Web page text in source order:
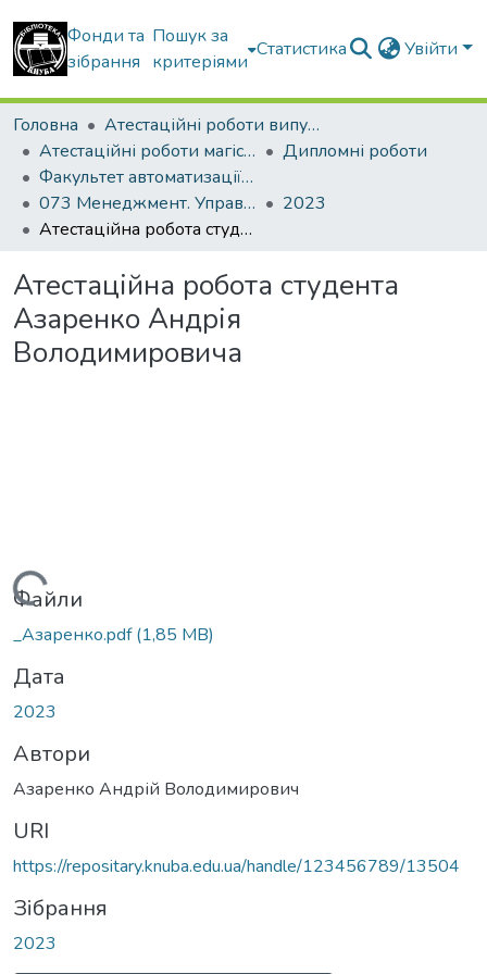
Фонди та
зібрання
Пошук за
критеріями
Статистика Увійти
Головна
Атестаційні роботи випускників
Атестаційні роботи магістрів
Дипломні роботи
Факультет автоматизації і інформаційних технологій
073 Менеджмент. Управління проектами
2023
Атестаційна робота студента Азаренко Андрія Володимировича
Атестаційна робота студента
Азаренко Андрія
Володимировича
Вантажиться...
Файли
_Азаренко.pdf(1,85 MB)
Дата
2023
Автори
Азаренко Андрій Володимирович
URI
https://repositary.knuba.edu.ua/handle/123456789/13504
Зібрання
2023